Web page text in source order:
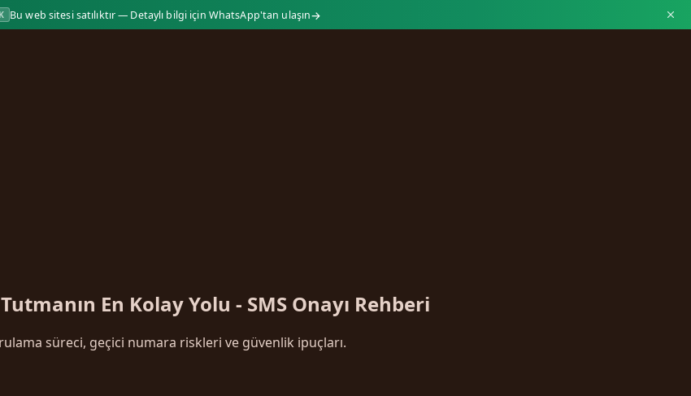
Bu web sitesi satılıktır — Detaylı bilgi için WhatsApp'tan ulaşın→
En Kolay Yolu - SMS Onayı Rehberi
süreci, geçici numara riskleri ve güvenlik ipuçları.